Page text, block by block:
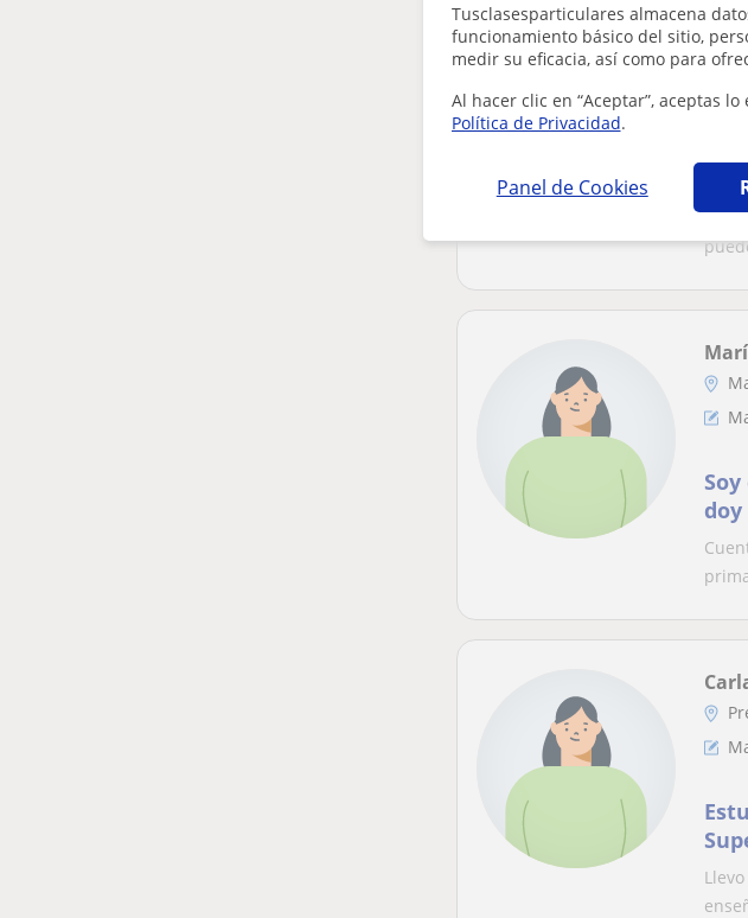
Tusclasesparticulares almacena
funcionamiento básico del sitio,
medir su eficacia, así como para
Al hacer clic en “Aceptar”, aceptas
Política de Privacidad.
Panel de Cookies
la